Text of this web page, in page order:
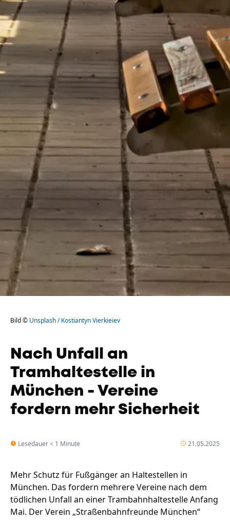
Bild © Unsplash / Kostiantyn Vierkieiev
Nach Unfall an
Tramhaltestelle in
München - Vereine
fordern mehr Sicherheit
Lesedauer < 1 Minute 21.05.2025
Mehr Schutz für Fußgänger an Haltestellen in
München. Das fordern mehrere Vereine nach dem
tödlichen Unfall an einer Trambahnhaltestelle Anfang
Mai. Der Verein „Straßenbahnfreunde München“